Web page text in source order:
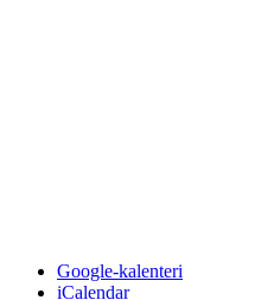
Google-kalenteri
iCalendar